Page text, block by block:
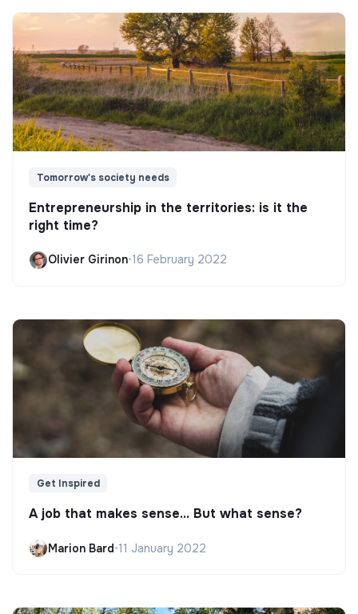
Tomorrow's society needs
Entrepreneurship in the territories: is it the
right time?
Olivier Girinon•16 February 2022
Get Inspired
A job that makes sense... But what sense?
Marion Bard•11 January 2022